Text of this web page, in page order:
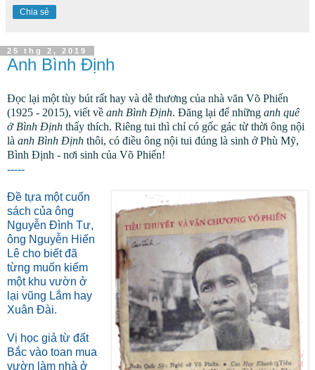
Chia sẻ
25 thg 2, 2019
Anh Bình Định
Đọc lại một tùy bút rất hay và dễ thương của nhà văn Võ Phiến
(1925 - 2015), viết về anh Bình Định. Đăng lại để những anh quê
ở Bình Định thấy thích. Riêng tui thì chỉ có gốc gác từ thời ông nội
là anh Bình Định thôi, có điều ông nội tui đúng là sinh ở Phù Mỹ,
Bình Định - nơi sinh của Võ Phiến!
-----
Ðề tựa một cuốn
sách của ông
Nguyễn Ðình Tư,
ông Nguyễn Hiến
Lê cho biết đã
từng muốn kiếm
một khu vườn ở
lại vũng Lắm hay
Xuân Đài.
Vị học giả từ đất
Bắc vào toan mua
vườn làm nhà ở